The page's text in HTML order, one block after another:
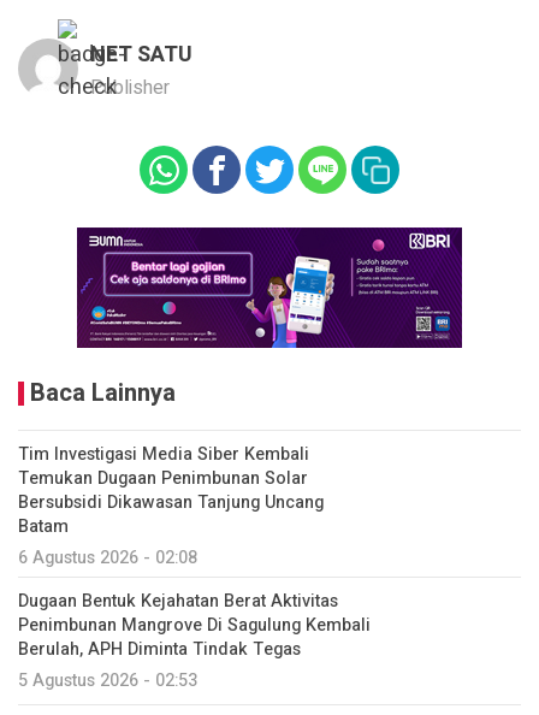
NET SATU
Publisher
Baca Lainnya
Tim Investigasi Media Siber Kembali
Temukan Dugaan Penimbunan Solar
Bersubsidi Dikawasan Tanjung Uncang
Batam
6 Agustus 2026 - 02:08
Dugaan Bentuk Kejahatan Berat Aktivitas
Penimbunan Mangrove Di Sagulung Kembali
Berulah, APH Diminta Tindak Tegas
5 Agustus 2026 - 02:53